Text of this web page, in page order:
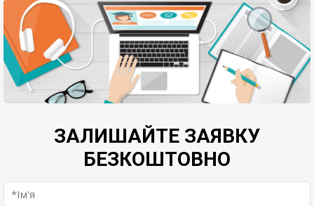
ЗАЛИШАЙТЕ ЗАЯВКУ
БЕЗКОШТОВНО